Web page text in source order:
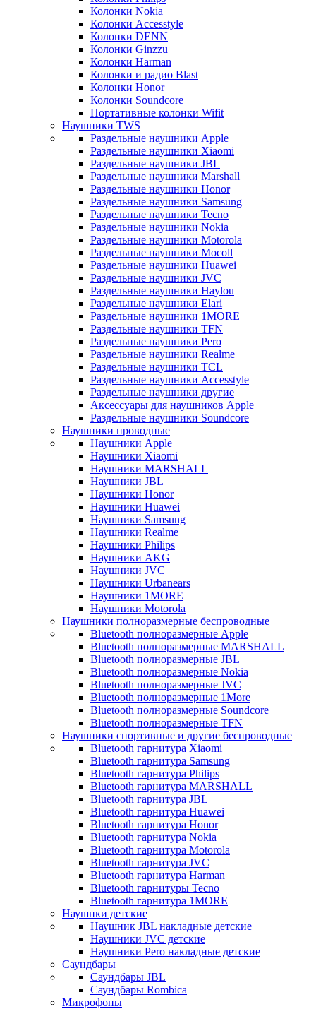
Колонки Nokia
Колонки Accesstyle
Колонки DENN
Колонки Ginzzu
Колонки Harman
Колонки и радио Blast
Колонки Honor
Колонки Soundcore
Портативные колонки Wifit
Наушники TWS
Раздельные наушники Apple
Раздельные наушники Xiaomi
Раздельные наушники JBL
Раздельные наушники Marshall
Раздельные наушники Honor
Раздельные наушники Samsung
Раздельные наушники Tecno
Раздельные наушники Nokia
Раздельные наушники Motorola
Раздельные наушники Mocoll
Раздельные наушники Huawei
Раздельные наушники JVC
Раздельные наушники Haylou
Раздельные наушники Elari
Раздельные наушники 1MORE
Раздельные наушники TFN
Раздельные наушники Pero
Раздельные наушники Realme
Раздельные наушники TCL
Раздельные наушники Accesstyle
Раздельные наушники другие
Аксессуары для наушников Apple
Раздельные наушники Soundcore
Наушники проводные
Наушники Apple
Наушники Xiaomi
Наушники MARSHALL
Наушники JBL
Наушники Honor
Наушники Huawei
Наушники Samsung
Наушники Realme
Наушники Philips
Наушники AKG
Наушники JVC
Наушники Urbanears
Наушники 1MORE
Наушники Motorola
Наушники полноразмерные беспроводные
Bluetooth полноразмерные Apple
Bluetooth полноразмерные MARSHALL
Bluetooth полноразмерные JBL
Bluetooth полноразмерные Nokia
Bluetooth полноразмерные JVC
Bluetooth полноразмерные 1More
Bluetooth полноразмерные Soundcore
Bluetooth полноразмерные TFN
Наушники спортивные и другие беспроводные
Bluetooth гарнитура Xiaomi
Bluetooth гарнитура Samsung
Bluetooth гарнитура Philips
Bluetooth гарнитура MARSHALL
Bluetooth гарнитура JBL
Bluetooth гарнитура Huawei
Bluetooth гарнитура Honor
Bluetooth гарнитура Nokia
Bluetooth гарнитура Motorola
Bluetooth гарнитура JVC
Bluetooth гарнитура Harman
Bluetooth гарнитуры Tecno
Bluetooth гарнитура 1MORE
Наушнки детские
Наушник JBL накладные детские
Наушники JVC детские
Наушники Pero накладные детские
Саундбары
Саундбары JBL
Саундбары Rombica
Микрофоны